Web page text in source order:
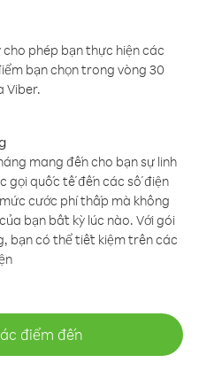
phép bạn thực hiện các
bạn chọn trong vòng 30
Viber.
mang đến cho bạn sự linh
gọi quốc tế đến các số điện
cước phí thấp mà không
bạn bất kỳ lúc nào. Với gói
bạn có thể tiết kiệm trên các
điểm đến